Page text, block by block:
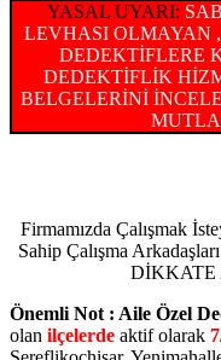
YASAL UYARI:
LEVHASI OLMAYAN
DEDEKTİFLERE
DEDEKTİFLİK
BELGELERİNİ
Firmamızda Çalışmak
Sahip Çalışma
DİKKATE
Önemli Not : Aile Özel
olan ilçelerde aktif olarak